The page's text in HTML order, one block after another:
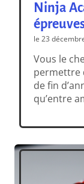
Ninja
le 23
Vous le
permettre
de fin
qu’entre
vacances,
Academy